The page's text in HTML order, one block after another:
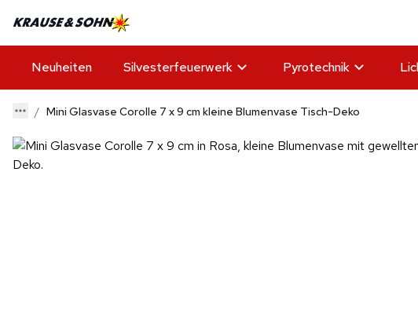
Neuheiten Silvesterfeuerwerk Pyrotechnik
Mini Glasvase Corolle 7 x 9 cm kleine Blumenvase Tisch-Deko